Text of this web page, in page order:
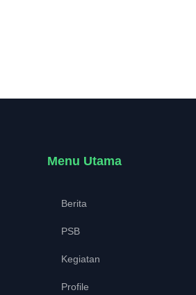
Menu Utama
Berita
PSB
Kegiatan
Profile